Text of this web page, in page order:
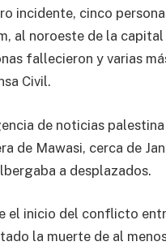
incidente, cinco
al noroeste de la
fallecieron y varias
Civil.
de noticias
de Mawasi, cerca de
a desplazados.
el inicio del conflicto
la muerte de al